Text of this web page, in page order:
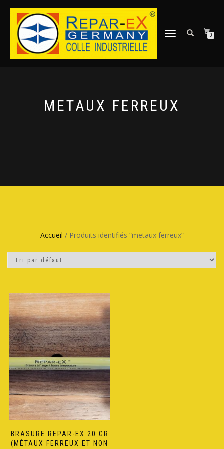
DÉPLIER
0
METAUX FERREUX
Accueil / Produits identifiés “metaux ferreux”
BRASURE REPAR-EX 20 GR
(MÉTAUX FERREUX ET NON